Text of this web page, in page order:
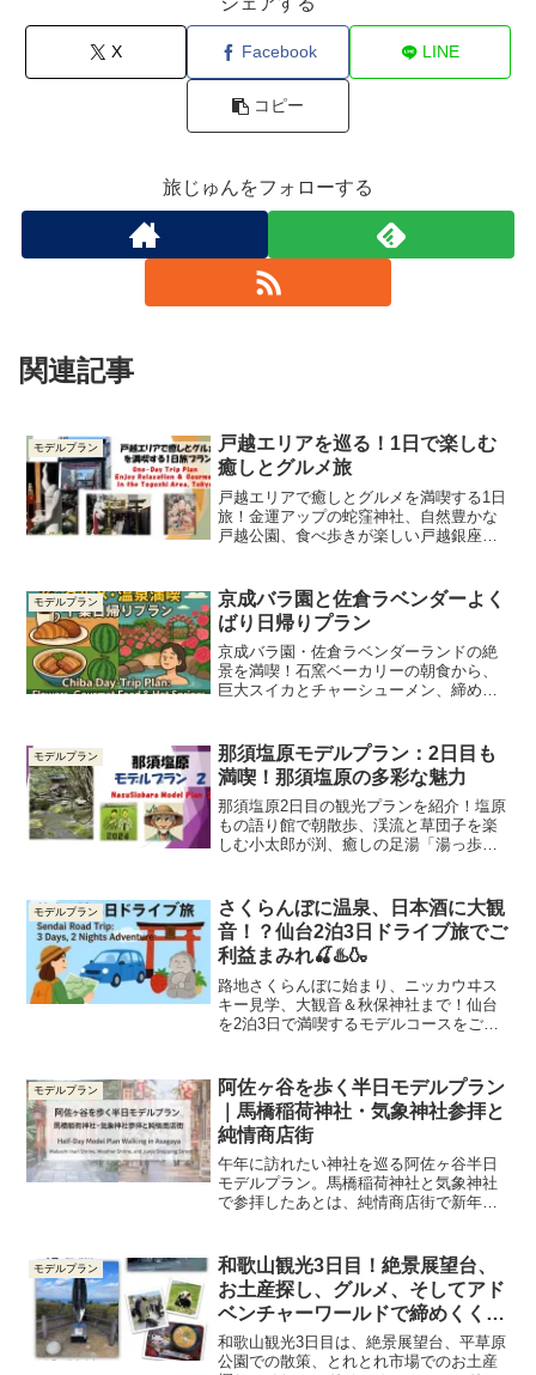
X Facebook LINE
コピー
旅じゅんをフォローする
関連記事
モデルプラン
戸越エリアを巡る！1日で楽しむ
癒しとグルメ旅
戸越エリアで癒しとグルメを満喫する1日
旅！金運アップの蛇窪神社、自然豊かな
戸越公園、食べ歩きが楽しい戸越銀座商
プランをご紹介！
モデルプラン
京成バラ園と佐倉ラベンダーよく
ばり日帰りプラン
京成バラ園・佐倉ラベンダーランドの絶
景を満喫！石窯ベーカリーの朝食から、
巨大スイカとチャーシューメン、締めは
モデルプラン
那須塩原モデルプラン：2日目も
満喫！那須塩原の多彩な魅力
那須塩原2日目の観光プランを紹介！塩原
もの語り館で朝散歩、渓流と草団子を楽
しむ小太郎が渕、癒しの足湯「湯っ歩の
モデルプラン
さくらんぼに温泉、日本酒に大観
音！？仙台2泊3日ドライブ旅でご
利益まみれ🍒♨️🍶
路地さくらんぼに始まり、ニッカウヰス
キー見学、大観音＆秋保神社まで！仙台
を2泊3日で満喫するモデルコースをご紹
モデルプラン
阿佐ヶ谷を歩く半日モデルプラン
｜馬橋稲荷神社・気象神社参拝と
純情商店街
午年に訪れたい神社を巡る阿佐ヶ谷半日
モデルプラン。馬橋稲荷神社と気象神社
で参拝したあとは、純情商店街で新年会
モデルプラン
和歌山観光3日目！絶景展望台、
お土産探し、グルメ、そしてアド
ベンチャーワールドで締めくくる
一日
和歌山観光3日目は、絶景展望台、平草原
公園での散策、とれとれ市場でのお土産